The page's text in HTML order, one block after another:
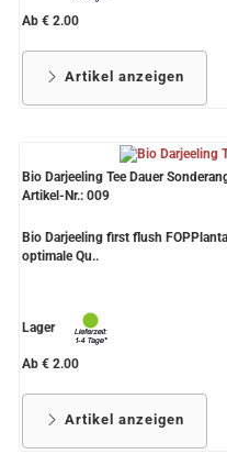
Ab € 2.00
Artikel anzeigen
Bio Darjeeling Tee Dauer
Artikel-Nr.: 009
Bio Darjeeling first flush
optimale Qu..
Lager
Ab € 2.00
Artikel anzeigen